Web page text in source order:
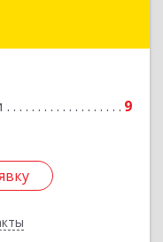
9
г, Советская ул,